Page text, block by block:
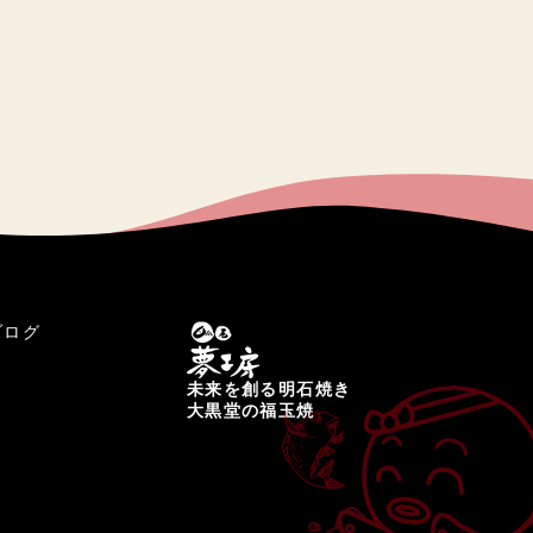
未来を創る明石焼き
大黒堂の福玉焼
ログ